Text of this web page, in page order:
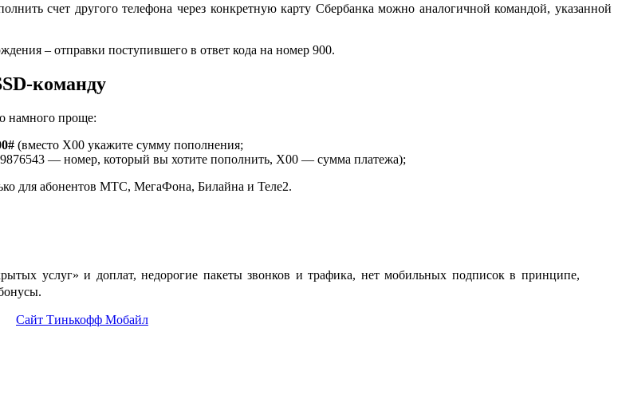
счет другого телефона через конкретную карту Сбербанка можно аналогичной командой, указанной
– отправки поступившего в ответ кода на номер 900.
команду
намного проще:
(вместо Х00 укажите сумму пополнения;
— номер, который вы хотите пополнить, Х00 — сумма платежа);
для абонентов МТС, МегаФона, Билайна и Теле2.
услуг» и доплат, недорогие пакеты звонков и трафика, нет мобильных подписок в принципе,
Сайт Тинькофф Мобайл